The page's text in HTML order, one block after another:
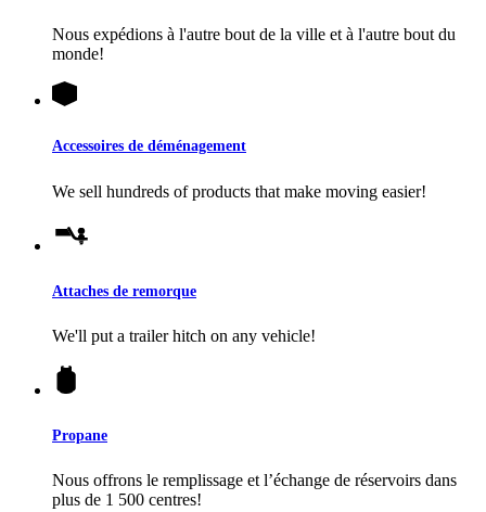
Nous expédions à l'autre bout de la ville et à l'autre bout du
monde!
Accessoires de déménagement
We sell hundreds of products that make moving easier!
Attaches de remorque
We'll put a trailer hitch on any vehicle!
Propane
Nous offrons le remplissage et l’échange de réservoirs dans
plus de 1 500 centres!